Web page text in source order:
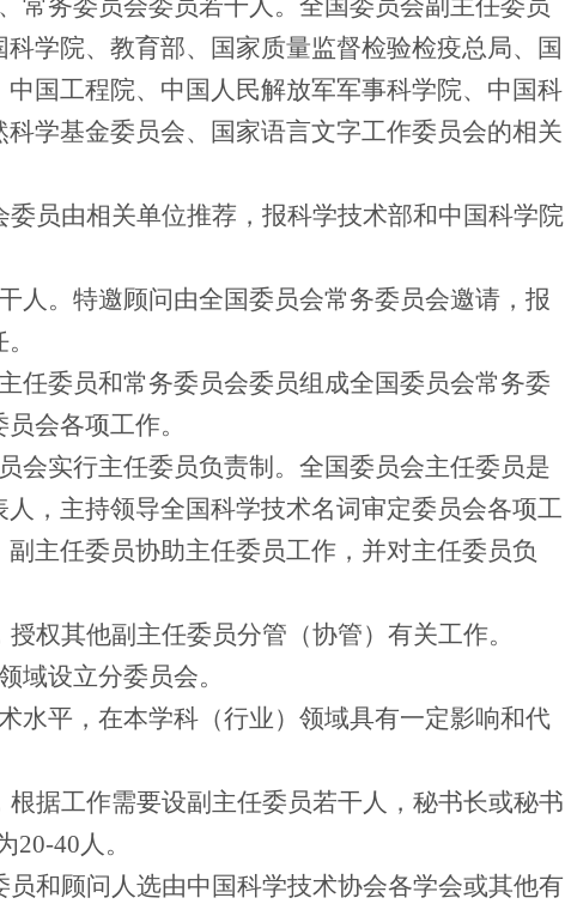
常务委员会委员若干人。全国委员会副主任委员
学院、教育部、国家质量监督检验检疫总局、国
国工程院、中国人民解放军军事科学院、中国科
学基金委员会、国家语言文字工作委员会的相关
员由相关单位推荐，报科学技术部和中国科学院
人。特邀顾问由全国委员会常务委员会邀请，报
任委员和常务委员会委员组成全国委员会常务委
会各项工作。
会实行主任委员负责制。全国委员会主任委员是
，主持领导全国科学技术名词审定委员会各项工
主任委员协助主任委员工作，并对主任委员负
权其他副主任委员分管（协管）有关工作。
域设立分委员会。
水平，在本学科（行业）领域具有一定影响和代
根据工作需要设副主任委员若干人，秘书长或秘书
20-40人。
和顾问人选由中国科学技术协会各学会或其他有